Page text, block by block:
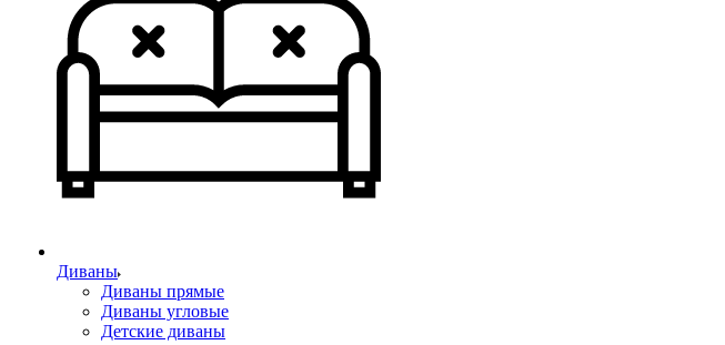
Диваны
Диваны прямые
Диваны угловые
Детские диваны